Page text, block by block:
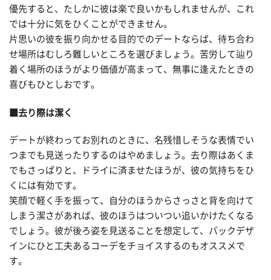
優先すると、たしかに彼は楽で良いかもしれませんが、これ
では十分に気をひくことができません。
片思いの彼を振り向かせる目的でのデートならば、待ち合わ
せ場所はむしろ難しいところを選びましょう。苦労して辿り
着く場所のほうがより価値が高まって、無事に逢えたときの
喜びもひとしおです。
■去り際は潔く
デートが終わってお別れのときに、名残惜しそうな表情でい
つまでも見送ったりするのはやめましょう。去り際はあくま
でもさっぱりと、ドライに済ませたほうが、彼の気持ちをひ
くには有効です。
笑顔で軽く手を振って、自分のほうからさっさと背を向けて
しまう潔さがあれば、彼のほうはついつい追いかけたくなる
でしょう。彼が後ろ姿を見送ることを想定して、バックデザ
インにひと工夫あるコーデをチョイスするのもオススメで
す。